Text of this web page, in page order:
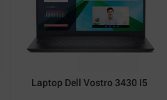
Laptop Dell Vostro 3430 I5